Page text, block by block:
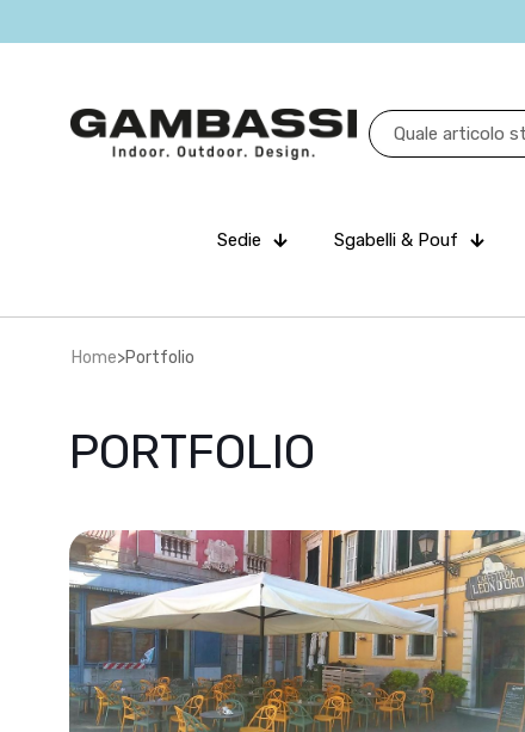
Sedie Sgabelli & Pouf
Home>Portfolio
PORTFOLIO